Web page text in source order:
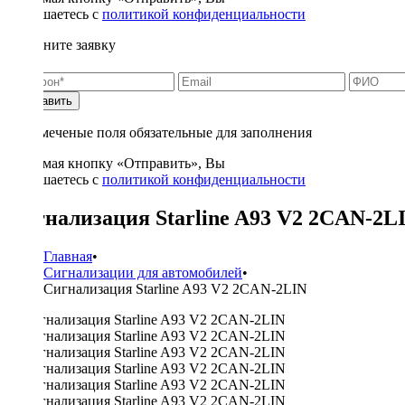
соглашаетесь с политикой конфиденциальности
Заполните заявку
Отправить
* - отмеченые поля обязательные для заполнения
Нажимая кнопку «Отправить», Вы
соглашаетесь с политикой конфиденциальности
Сигнализация Starline A93 V2 2CAN-
Главная•
Сигнализации для автомобилей•
Сигнализация Starline A93 V2 2CAN-2LIN